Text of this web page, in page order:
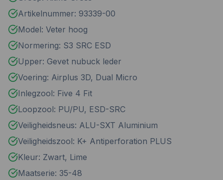
Artikelnummer: 93339-00
Model: Veter hoog
Normering: S3 SRC ESD
Upper: Gevet nubuck leder
Voering: Airplus 3D, Dual Micro
Inlegzool: Five 4 Fit
Loopzool: PU/PU, ESD-SRC
Veiligheidsneus: ALU-SXT Aluminium
Veiligheidszool: K+ Antiperforation PLUS
Kleur: Zwart, Lime
Maatserie: 35-48